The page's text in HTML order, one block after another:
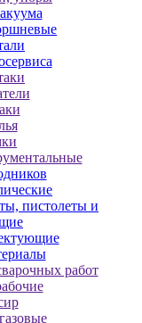
пистолеты и
работ